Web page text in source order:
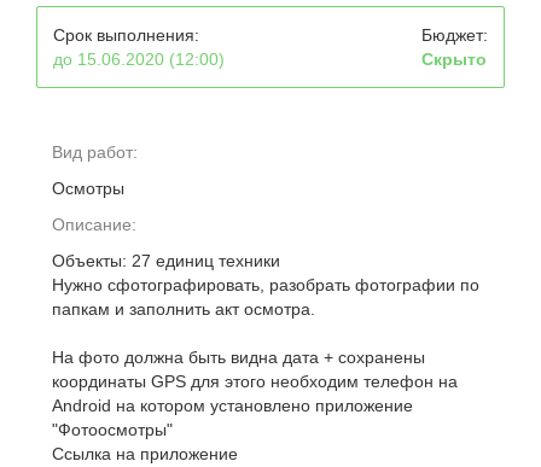
Срок выполнения:
до 15.06.2020 (12:00)
Бюджет:
Скрыто
Вид работ:
Осмотры
Описание:
Объекты: 27 единиц техники
Нужно сфотографировать, разобрать фотографии по
папкам и заполнить акт осмотра.
На фото должна быть видна дата + сохранены
координаты GPS для этого необходим телефон на
Android на котором установлено приложение
"Фотоосмотры"
Ссылка на приложение